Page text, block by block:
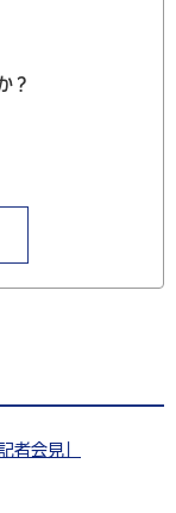
？
者会見」